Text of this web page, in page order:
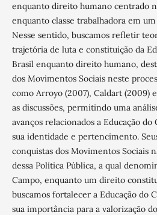
enquanto direito humano centrado
enquanto classe trabalhadora em
Nesse sentido, buscamos refletir
trajetória de luta e constituição da
Brasil enquanto direito humano,
dos Movimentos Sociais neste
como Arroyo (2007), Caldart (2009)
as discussões, permitindo uma
avanços relacionados a Educação
sua identidade e pertencimento.
conquistas dos Movimentos Sociais
dessa Política Pública, a qual
Campo, enquanto um direito
buscamos fortalecer a Educação do
sua importância para a valorização